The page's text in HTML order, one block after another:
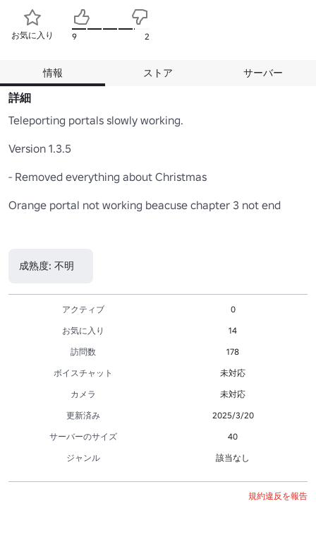
お気に入り 9 2
情報 ストア サーバー
詳細
Teleporting portals slowly working.
Version 1.3.5
- Removed everything about Christmas
Orange portal not working beacuse chapter 3 not end
成熟度: 不明
アクティブ
0
お気に入り
14
訪問数
178
ボイスチャット
未対応
カメラ
未対応
更新済み
2025/3/20
サーバーのサイズ
40
ジャンル
該当なし
規約違反を報告